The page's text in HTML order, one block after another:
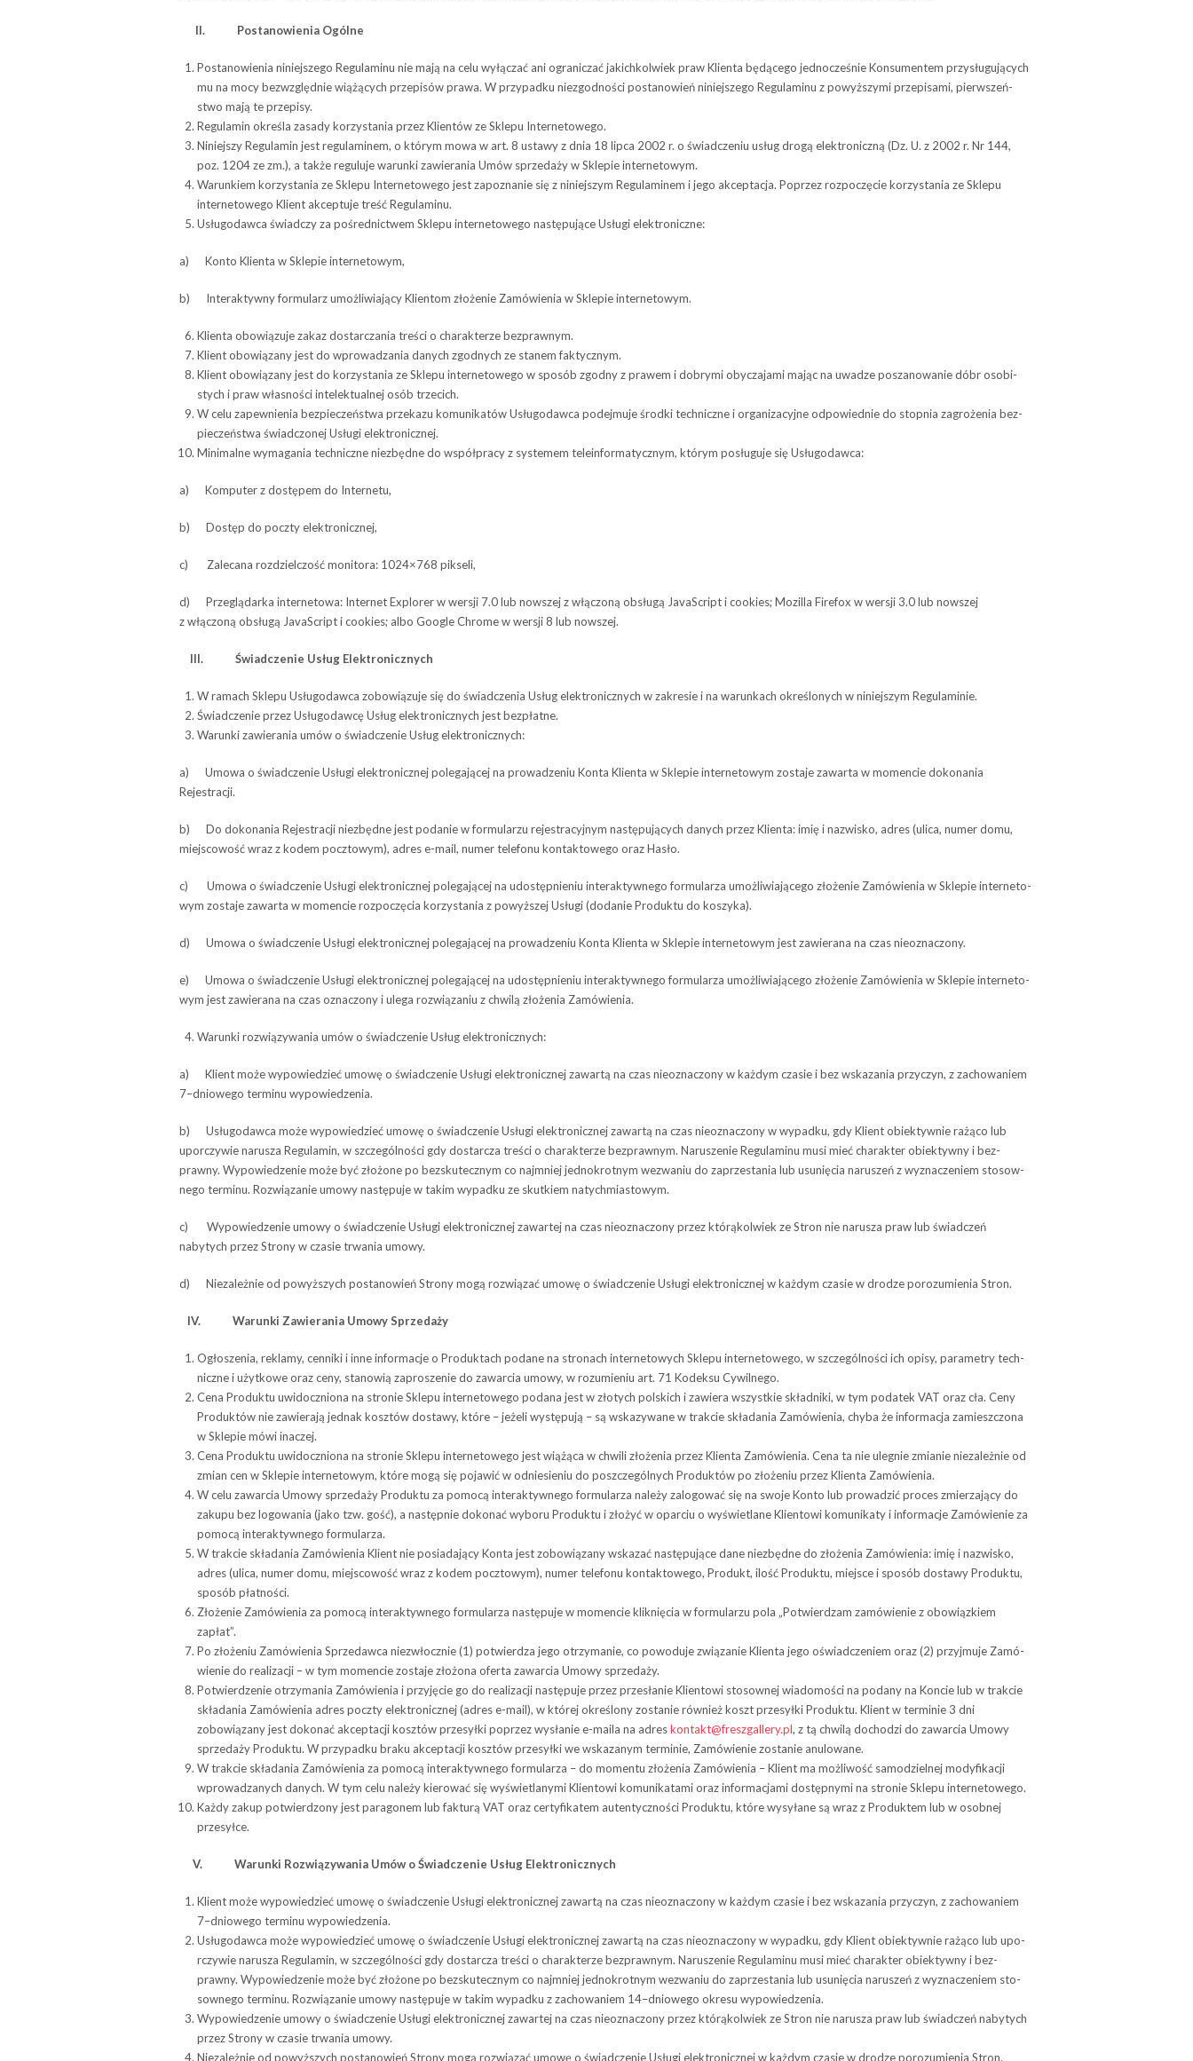
II. Posta­no­wie­nia Ogólne
Posta­no­wie­nia niniej­szego Regu­la­minu nie mają na celu wyłą­czać ani ogra­ni­czać jakich­kol­wiek praw Klienta będą­cego jed­no­cze­śnie Kon­su­men­tem przy­słu­gu­ją­cych
mu na mocy bez­względ­nie wią­żą­cych prze­pi­sów prawa. W przy­padku nie­zgod­no­ści postano­wień niniej­szego Regu­la­minu z powyż­szymi prze­pi­sami, pierw­szeń­
stwo mają te przepisy.
Regu­la­min okre­śla zasady korzy­sta­nia przez Klien­tów ze Sklepu Internetowego.
Niniej­szy Regu­la­min jest regu­la­mi­nem, o któ­rym mowa w art. 8 ustawy z dnia 18 lipca 2002 r. o świad­cze­niu usług drogą elek­tro­niczną (Dz. U. z 2002 r. Nr 144,
poz. 1204 ze zm.), a także regu­luje warunki zawie­ra­nia Umów sprze­daży w Skle­pie internetowym.
Warunkiem korzystania ze Sklepu Internetowego jest zapoznanie się z niniejszym Regulaminem i jego akceptacja. Poprzez rozpoczęcie korzystania ze Sklepu
internetowego Klient akceptuje treść Regulaminu.
Usłu­go­dawca świad­czy za pośred­nic­twem Sklepu inter­ne­to­wego nastę­pu­jące Usługi elektroniczne:
a) Konto Klienta w Skle­pie internetowym,
b) Inte­rak­tywny for­mu­larz umoż­li­wia­jący Klien­tom zło­że­nie Zamó­wie­nia w Sklepie internetowym.
Klienta obo­wią­zuje zakaz dostar­cza­nia tre­ści o cha­rak­te­rze bezprawnym.
Klient obo­wią­zany jest do wpro­wa­dza­nia danych zgod­nych ze sta­nem faktycznym.
Klient obo­wią­zany jest do korzy­sta­nia ze Sklepu inter­ne­to­wego w spo­sób zgodny z pra­wem i dobrymi oby­cza­jami mając na uwa­dze posza­no­wa­nie dóbr oso­bi­
stych i praw wła­sno­ści inte­lek­tu­al­nej osób trzecich.
W celu zapew­nie­nia bez­pie­czeń­stwa prze­kazu komu­ni­ka­tów Usłu­go­dawca podej­muje środki tech­niczne i orga­ni­za­cyjne odpo­wied­nie do stop­nia zagro­że­nia bez­
pie­czeń­stwa świad­czo­nej Usługi elektronicznej.
Mini­malne wyma­ga­nia tech­niczne nie­zbędne do współ­pracy z sys­te­mem teleinformatycz­nym, któ­rym posłu­guje się Usługodawca:
a) Kom­pu­ter z dostę­pem do Internetu,
b) Dostęp do poczty elektronicznej,
c) Zale­cana roz­dziel­czość moni­tora: 1024×768 pikseli,
d) Prze­glą­darka inter­ne­towa: Inter­net Explo­rer w wer­sji 7.0 lub now­szej z włą­czoną obsługą Java­Script i cookies; Mozilla Fire­fox w wer­sji 3.0 lub now­szej
z włączoną obsługą Java­Script i cookies; albo Google Chrome w wer­sji 8 lub nowszej.
III. Świad­cze­nie Usług Elektronicznych
W ramach Sklepu Usłu­go­dawca zobo­wią­zuje się do świad­cze­nia Usług elektronicznych w zakre­sie i na warun­kach okre­ślo­nych w niniej­szym Regulaminie.
Świad­cze­nie przez Usłu­go­dawcę Usług elek­tro­nicz­nych jest bezpłatne.
Warunki zawie­ra­nia umów o świad­cze­nie Usług elektronicznych:
a) Umowa o świad­cze­nie Usługi elek­tro­nicz­nej pole­ga­ją­cej na pro­wa­dze­niu Konta Klienta w Skle­pie inter­ne­to­wym zostaje zawarta w momen­cie doko­na­nia
Rejestracji.
b) Do doko­na­nia Reje­stra­cji nie­zbędne jest poda­nie w for­mu­la­rzu reje­stra­cyj­nym nastę­pu­ją­cych danych przez Klienta: imię i nazwi­sko, adres (ulica, numer domu,
miej­sco­wość wraz z kodem pocz­to­wym), adres e-mail, numer tele­fonu kontaktowego oraz Hasło.
c) Umowa o świad­cze­nie Usługi elek­tro­nicz­nej pole­ga­ją­cej na udo­stęp­nie­niu interak­tyw­nego for­mu­la­rza umoż­li­wia­ją­cego zło­że­nie Zamó­wie­nia w Skle­pie inter­ne­to­
wym zostaje zawarta w momen­cie roz­po­czę­cia korzy­sta­nia z powyż­szej Usługi (doda­nie Pro­duktu do koszyka).
d) Umowa o świad­cze­nie Usługi elek­tro­nicz­nej pole­ga­ją­cej na pro­wa­dze­niu Konta Klienta w Skle­pie inter­ne­to­wym jest zawie­rana na czas nieoznaczony.
e) Umowa o świad­cze­nie Usługi elek­tro­nicz­nej pole­ga­ją­cej na udo­stęp­nie­niu interak­tyw­nego for­mu­la­rza umoż­li­wia­ją­cego zło­że­nie Zamó­wie­nia w Skle­pie inter­ne­to­
wym jest zawie­rana na czas ozna­czony i ulega roz­wią­za­niu z chwilą zło­że­nia Zamówienia.
Warunki roz­wią­zy­wa­nia umów o świad­cze­nie Usług elektronicznych:
a) Klient może wypo­wie­dzieć umowę o świad­cze­nie Usługi elek­tro­nicz­nej zawartą na czas nie­ozna­czony w każ­dym cza­sie i bez wska­za­nia przy­czyn, z zachowaniem
7–dniowego ter­minu wypowiedzenia.
b) Usłu­go­dawca może wypo­wie­dzieć umowę o świad­cze­nie Usługi elek­tro­nicz­nej zawartą na czas nie­ozna­czony w wypadku, gdy Klient obiek­tyw­nie rażąco lub
upo­rczy­wie naru­sza Regu­la­min, w szcze­gól­no­ści gdy dostar­cza tre­ści o charakterze bez­praw­nym. Naru­sze­nie Regu­la­minu musi mieć cha­rak­ter obiektywny i bez­
prawny. Wypo­wie­dze­nie może być zło­żone po bez­sku­tecz­nym co naj­mniej jed­no­krot­nym wezwa­niu do zaprze­sta­nia lub usu­nię­cia naru­szeń z wyzna­cze­niem sto­sow­
nego ter­minu. Roz­wią­za­nie umowy nastę­puje w takim wypadku ze skutkiem natychmiastowym.
c) Wypo­wie­dze­nie umowy o świad­cze­nie Usługi elek­tro­nicz­nej zawar­tej na czas nie­ozna­czony przez któ­rą­kol­wiek ze Stron nie naru­sza praw lub świad­czeń
nabytych przez Strony w cza­sie trwa­nia umowy.
d) Nie­za­leż­nie od powyż­szych posta­no­wień Strony mogą roz­wią­zać umowę o świad­cze­nie Usługi elek­tro­nicz­nej w każ­dym cza­sie w dro­dze porozumienia Stron.
IV. Warunki Zawie­ra­nia Umowy Sprze­daży
Ogło­sze­nia, reklamy, cen­niki i inne infor­ma­cje o Pro­duk­tach podane na stro­nach interne­to­wych Sklepu inter­ne­to­wego, w szcze­gól­no­ści ich opisy, para­me­try tech­
niczne i użyt­kowe oraz ceny, sta­no­wią zapro­sze­nie do zawar­cia umowy, w rozu­mie­niu art. 71 Kodeksu Cywilnego.
Cena Pro­duktu uwi­docz­niona na stro­nie Sklepu inter­ne­to­wego podana jest w zło­tych pol­skich i zawiera wszyst­kie skład­niki, w tym poda­tek VAT oraz cła. Ceny
Pro­duk­tów nie zawie­rają jed­nak kosz­tów dostawy, które – jeżeli wystę­pują – są wska­zy­wane w trak­cie skła­da­nia Zamó­wie­nia, chyba że infor­ma­cja zamiesz­czona
w Skle­pie mówi inaczej.
Cena Pro­duktu uwi­docz­niona na stro­nie Sklepu inter­ne­to­wego jest wią­żąca w chwili zło­że­nia przez Klienta Zamó­wie­nia. Cena ta nie ule­gnie zmia­nie nie­za­leż­nie od
zmian cen w Skle­pie inter­ne­to­wym, które mogą się poja­wić w odnie­sie­niu do poszcze­gól­nych Pro­duk­tów po zło­że­niu przez Klienta Zamówienia.
W celu zawar­cia Umowy sprze­daży Pro­duktu za pomocą inte­rak­tyw­nego for­mu­la­rza należy zalogować się na swoje Konto lub prowadzić proces zmierzający do
zakupu bez logowania (jako tzw. gość), a następnie doko­nać wyboru Pro­duktu i zło­żyć w opar­ciu o wyświe­tlane Klien­towi komu­ni­katy i infor­ma­cje Zamó­wie­nie za
pomocą inte­rak­tyw­nego formularza.
W trak­cie skła­da­nia Zamó­wie­nia Klient nie posiadający Konta jest zobowiązany wska­zać nastę­pu­jące dane nie­zbędne do złoże­nia Zamó­wie­nia: imię i nazwi­sko,
adres (ulica, numer domu, miej­sco­wość wraz z kodem pocz­to­wym), numer tele­fonu kon­tak­to­wego, Pro­dukt, ilość Pro­duktu, miej­sce i spo­sób dostawy Pro­duktu,
spo­sób płatności.
Zło­że­nie Zamó­wie­nia za pomocą inte­rak­tyw­nego for­mu­la­rza nastę­puje w momen­cie klik­nię­cia w for­mu­la­rzu pola „Potwier­dzam zamó­wie­nie z obo­wiąz­kiem
zapłat”.
Po zło­że­niu Zamó­wie­nia Sprze­dawca nie­zwłocz­nie (1) potwier­dza jego otrzy­ma­nie, co powo­duje zwią­za­nie Klienta jego oświad­cze­niem oraz (2) przyj­muje Zamó­
wie­nie do reali­za­cji – w tym momen­cie zostaje złożona oferta zawarcia Umowy sprze­daży.
Potwier­dze­nie otrzyma­nia Zamó­wie­nia i przy­ję­cie go do reali­za­cji nastę­puje przez prze­sła­nie Klientowi sto­sow­nej wia­do­mo­ści na podany na Koncie lub w trak­cie
skła­da­nia Zamó­wie­nia adres poczty elek­tro­nicz­nej (adres e-mail), w której określony zostanie również koszt przesyłki Produktu. Klient w terminie 3 dni
zobowiązany jest dokonać akceptacji kosztów przesyłki poprzez wysłanie e-maila na adreskontakt@freszgallery.pl, z tą chwilą dochodzi do zawarcia Umowy
sprzedaży Produktu. W przypadku braku akceptacji kosztów przesyłki we wskazanym terminie, Zamówienie zostanie anulowane.
W trak­cie skła­da­nia Zamó­wie­nia za pomocą inte­rak­tyw­nego for­mu­la­rza – do momentu zło­że­nia Zamó­wie­nia – Klient ma moż­li­wość samo­dziel­nej mody­fi­ka­cji
wpro­wa­dza­nych danych. W tym celu należy kie­ro­wać się wyświe­tla­nymi Klien­towi komu­ni­ka­tami oraz infor­ma­cjami dostęp­nymi na stro­nie Sklepu internetowego.
Każdy zakup potwierdzony jest paragonem lub fakturą VAT oraz certyfikatem autentyczności Produktu, które wysyłane są wraz z Produktem lub w osobnej
przesyłce.
V. Warunki Roz­wią­zy­wa­nia Umów o Świad­cze­nie Usług Elektronicznych
Klient może wypo­wie­dzieć umowę o świad­cze­nie Usługi elek­tro­nicz­nej zawartą na czas nie­ozna­czony w każ­dym cza­sie i bez wska­za­nia przy­czyn, z zacho­wa­niem
7–dniowego ter­minu wypowiedzenia.
Usłu­go­dawca może wypo­wie­dzieć umowę o świad­cze­nie Usługi elek­tro­nicz­nej zawartą na czas nie­ozna­czony w wypadku, gdy Klient obiek­tyw­nie rażąco lub upo­
rczy­wie naru­sza Regu­la­min, w szcze­gól­no­ści gdy dostar­cza tre­ści o cha­rak­te­rze bez­praw­nym. Naru­sze­nie Regu­la­minu musi mieć cha­rak­ter obiek­tywny i bez­
prawny. Wypo­wie­dze­nie może być zło­żone po bez­sku­tecz­nym co naj­mniej jed­no­krot­nym wezwa­niu do zaprze­sta­nia lub usu­nię­cia naru­szeń z wyzna­cze­niem sto­
sow­nego ter­minu. Roz­wią­za­nie umowy nastę­puje w takim wypadku z zacho­wa­niem 14–dniowego okresu wypowiedzenia.
Wypo­wie­dze­nie umowy o świad­cze­nie Usługi elek­tro­nicz­nej zawar­tej na czas nie­ozna­czony przez któ­rą­kol­wiek ze Stron nie naru­sza praw lub świad­czeń naby­tych
przez Strony w cza­sie trwa­nia umowy.
Nie­za­leż­nie od powyż­szych posta­no­wień Strony mogą roz­wią­zać umowę o świad­cze­nie Usługi elek­tro­nicz­nej w każ­dym cza­sie w dro­dze poro­zu­mie­nia Stron.